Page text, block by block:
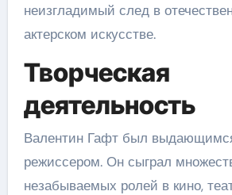
неизгладимый след в
актерском искусстве.
Творческая
деятельность
Валентин Гафт был
режиссером. Он сыграл
незабываемых ролей в кино,